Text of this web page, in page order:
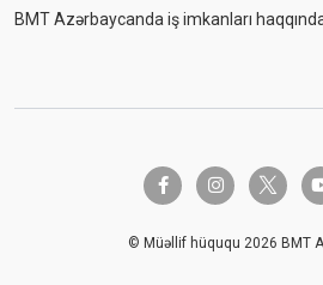
BMT Azərbaycanda iş imkanları
facebook-finstagramtwitter-x
© Müəllif hüququ 2026 BMT